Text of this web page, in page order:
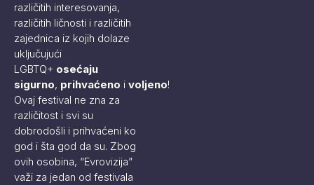
različitih interesovanja,
različitih ličnosti i različitih
zajednica iz kojih dolaze
uključujući
LGBTQ+ osećaju
sigurno, prihvaćeno i voljeno!
Ovaj festival ne zna za
različitost i svi su
dobrodošli i prihvaćeni ko
god i šta god da su. Zbog
ovih osobina, “Evrovizija”
važi za jedan od festivala